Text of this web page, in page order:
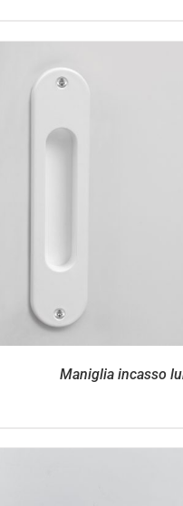
Maniglia incasso